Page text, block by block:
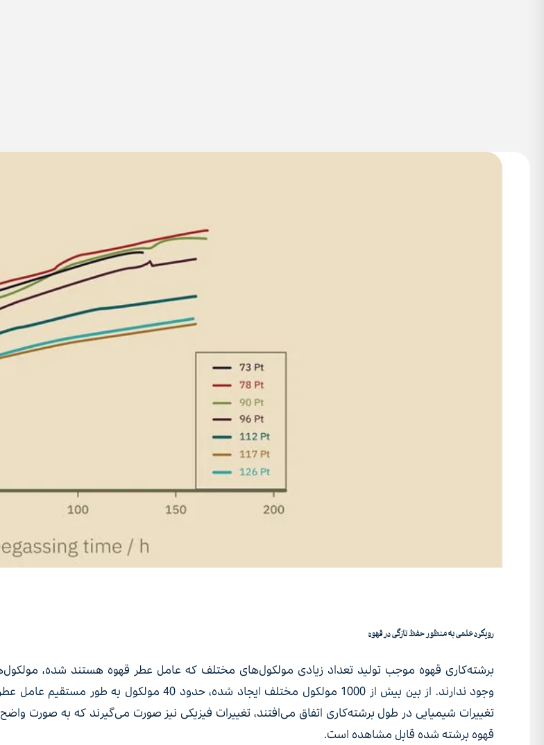
رویکرد علمی به منظور حفظ تازگی در قهوه
برشته‌کاری قهوه موجب تولید تعداد زیادی مولکول‌های مختلف که عامل عطر قهوه هستند شده،
وجود ندارند. از بین بیش از 1000 مولکول مختلف ایجاد شده، حدود
تغییرات شیمیایی در طول برشته‌کاری اتفاق می‌افتند، تغییرات فیزیکی نیز صورت می‌گیرند که به صورت
قهوه برشته شده قابل مشاهده است.